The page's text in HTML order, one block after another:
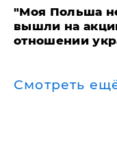
"Моя Польша
вышли на
отношении
Смотреть